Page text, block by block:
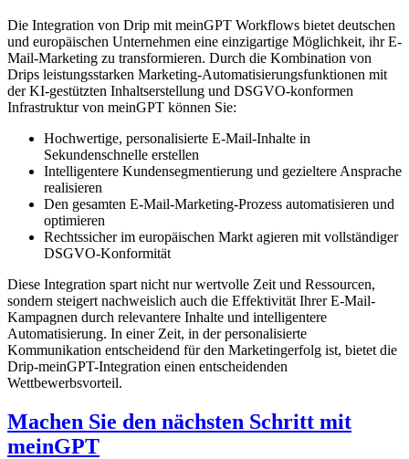
Die Integration von Drip mit meinGPT Workflows bietet deutschen
und europäischen Unternehmen eine einzigartige Möglichkeit, ihr E-
Mail-Marketing zu transformieren. Durch die Kombination von
Drips leistungsstarken Marketing-Automatisierungsfunktionen mit
der KI-gestützten Inhaltserstellung und DSGVO-konformen
Infrastruktur von meinGPT können Sie:
Hochwertige, personalisierte E-Mail-Inhalte in
Sekundenschnelle erstellen
Intelligentere Kundensegmentierung und gezieltere Ansprache
realisieren
Den gesamten E-Mail-Marketing-Prozess automatisieren und
optimieren
Rechtssicher im europäischen Markt agieren mit vollständiger
DSGVO-Konformität
Diese Integration spart nicht nur wertvolle Zeit und Ressourcen,
sondern steigert nachweislich auch die Effektivität Ihrer E-Mail-
Kampagnen durch relevantere Inhalte und intelligentere
Automatisierung. In einer Zeit, in der personalisierte
Kommunikation entscheidend für den Marketingerfolg ist, bietet die
Drip-meinGPT-Integration einen entscheidenden
Wettbewerbsvorteil.
Machen Sie den nächsten Schritt mit
meinGPT